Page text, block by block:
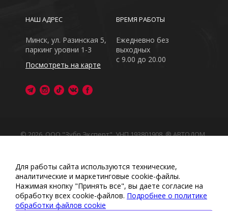
ВРЕМЯ РАБОТЫ
Ежедневно без
выходных
с 9.00 до 20.00
НАШ АДРЕС
Минск, ул. Разинская 5,
паркинг уровни 1-3
Посмотреть на карте
© 2026, ООО "Зубр Эксперт", УНП 193801908. ® АВТОДОМ
Обращаем Ваше внимание на то, что данный интернет-
сайт носит исключительно информационный характер
Любое использование либо копирование материалов
или подборки материалов сайта, элементов дизайна и
оформления запрещено
Политика обработки персональных данных
Для работы сайта используются технические,
аналитические и маркетинговые сооkіе-файлы.
Нажимая кнопку "Принять все", вы даете согласие на
обработку всех cookie-файлов. Подробнее о политике
обработки файлов cookie